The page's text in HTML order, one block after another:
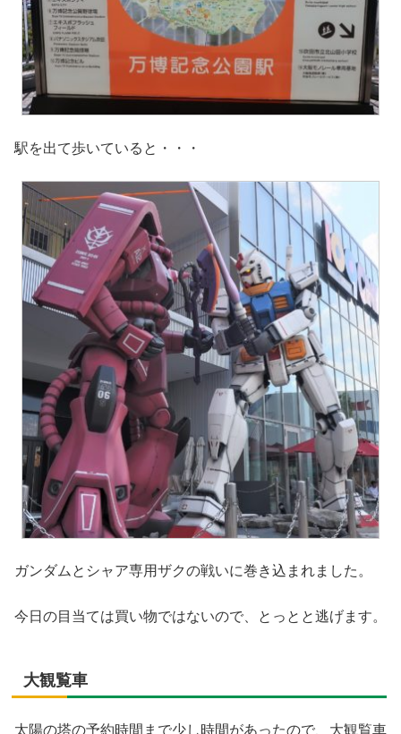
駅を出て歩いていると・・・
ガンダムとシャア専用ザクの戦いに巻き込まれました。
今日の目当ては買い物ではないので、とっとと逃げます。
大観覧車
太陽の塔の予約時間まで少し時間があったので、大観覧車